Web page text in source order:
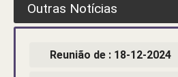
Outras Notícias
Reunião de : 18-12-2024